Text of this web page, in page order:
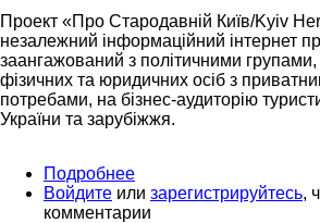
Проект «Про Стародавній Київ/Kyiv
незалежний інформаційний інтернет
заангажований з політичними
фізичних та юридичних осіб з
потребами, на бізнес-аудиторію
України та зарубіжжя.
Подробнее
Про
сайт
Войдите или зарегистрируйтесь,
комментарии